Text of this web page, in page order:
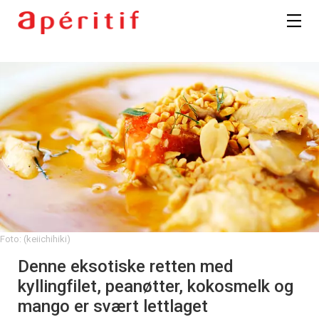
Foto: (keiichihiki)
Denne eksotiske retten med
kyllingfilet, peanøtter, kokosmelk og
mango er svært lettlaget